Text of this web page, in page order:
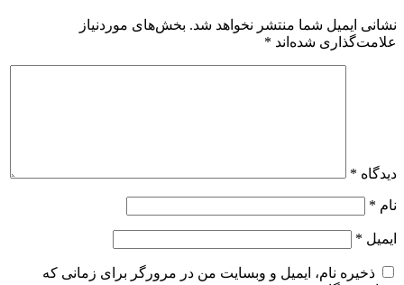
نشانی ایمیل شما منتشر نخواهد شد. بخش‌های موردنیاز
علامت‌گذاری شده‌اند *
دیدگاه *
نام *
ایمیل *
ذخیره نام، ایمیل و وبسایت من در مرورگر برای زمانی که